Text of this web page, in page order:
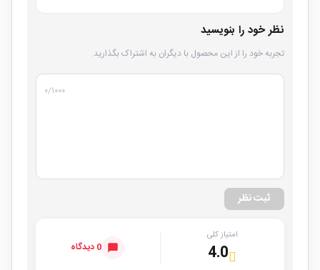
نظر خود را بنویسید
تجربه خود را از این محصول با دیگران به اشتراک بگذارید.
۰/۱۰۰۰
ثبت نظر
امتیاز کلی
4.0 0 دیدگاه